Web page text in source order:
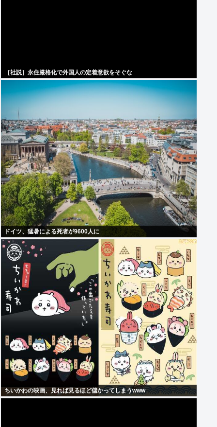
［社説］永住厳格化で外国人の定着意欲をそぐな
ドイツ、猛暑による死者が9600人に
ちいかわの映画、見れば見るほど儲かってしまうwww